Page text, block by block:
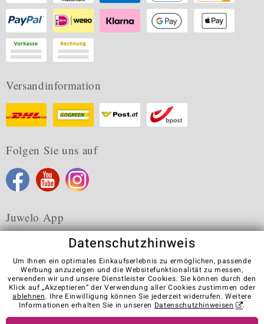
Versandinformation
Folgen Sie uns auf
Juwelo App
Karriere AGB Datenschutz Cookies
Impressum
Kontakt
Vertrag widerrufen
Visit our stores in other countries:
Datenschutzhinweis
Um Ihnen ein optimales Einkaufserlebnis zu ermöglichen, passende
Werbung anzuzeigen und die Websitefunktionalität zu messen,
verwenden wir und unsere Dienstleister Cookies. Sie können durch den
Klick auf „Akzeptieren“ der Verwendung aller Cookies zustimmen oder
ablehnen. Ihre Einwilligung können Sie jederzeit widerrufen. Weitere
Informationen erhalten Sie in unseren Datenschutzhinweisen .